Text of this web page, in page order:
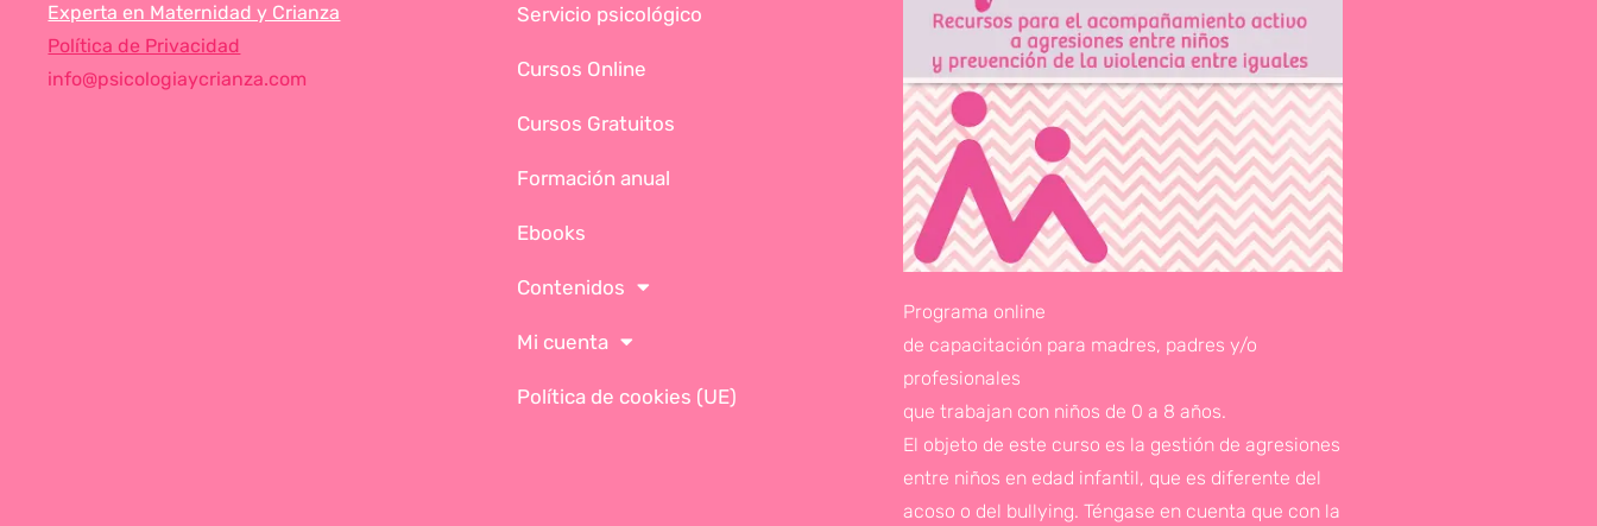
Experta en Maternidad y Crianza
Política de Privacidad
info@psicologiaycrianza.com
Servicio psicológico
Cursos Online
Cursos Gratuitos
Formación anual
Ebooks
Contenidos
Mi cuenta
Política de cookies (UE)
Programa online
de capacitación para madres, padres y/o
profesionales
que trabajan con niños de 0 a 8 años.
El objeto de este curso es la gestión de agresiones
entre niños en edad infantil, que es diferente del
acoso o del bullying. Téngase en cuenta que con la